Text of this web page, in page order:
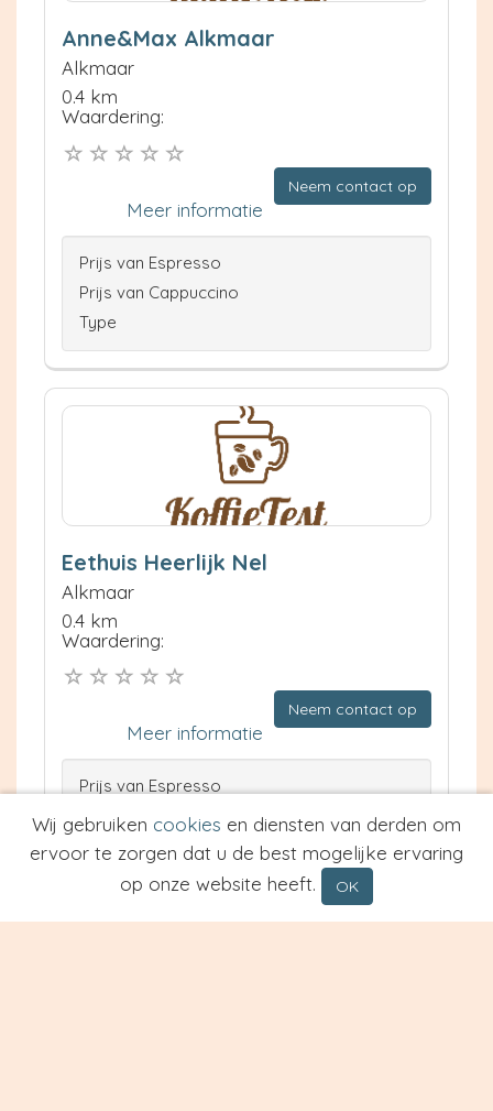
Anne&Max Alkmaar
Alkmaar
0.4 km
Waardering:
Neem contact op
Meer informatie
Prijs van Espresso
Prijs van Cappuccino
Type
Eethuis Heerlijk Nel
Alkmaar
0.4 km
Waardering:
Neem contact op
Meer informatie
Prijs van Espresso
Prijs van Cappuccino
Type
Wij gebruiken cookies en diensten van derden om
ervoor te zorgen dat u de best mogelijke ervaring
op onze website heeft.
OK